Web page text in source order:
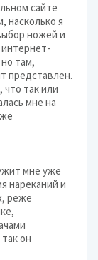
сайте
насколько я
ножей и
там,
представлен.
что так или
мне на
мне уже
нареканий и
реже
он